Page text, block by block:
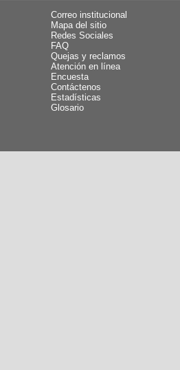
Correo institucional
Mapa del sitio
Redes Sociales
FAQ
Quejas y reclamos
Atención en línea
Encuesta
Contáctenos
Estadísticas
Glosario